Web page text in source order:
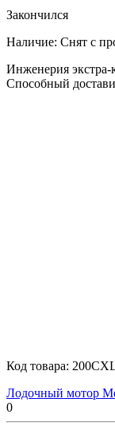
Закончился
Наличие: Снят с
Инженерия экстра-
Способный
Код товара:
Лодочный мотор
0